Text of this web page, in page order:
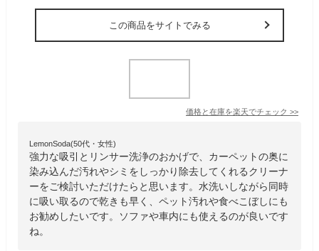
この商品をサイトでみる
価格と在庫を楽天でチェック >>
LemonSoda(50代・女性)
強力な吸引とリンサー洗浄のおかげで、カーペットの奥に
染み込んだ汚れやシミをしっかり除去してくれるクリーナ
ーをご検討いただけたらと思います。水洗いしながら同時
に吸い取るので乾きも早く、ペット汚れや食べこぼしにも
お勧めしたいです。ソファや車内にも使えるのが良いです
ね。